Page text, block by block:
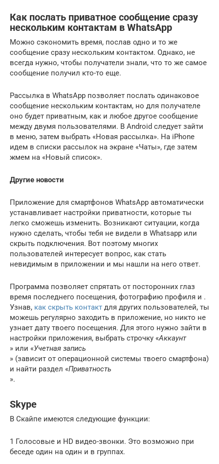
Как послать приватное сообщение сразу
нескольким контактам в WhatsApp
Можно сэкономить время, послав одно и то же
сообщение сразу нескольким контактом. Однако, не
всегда нужно, чтобы получатели знали, что то же самое
сообщение получил кто-то еще.
Рассылка в WhatsApp позволяет послать одинаковое
сообщение нескольким контактам, но для получателе
оно будет приватным, как и любое другое сообщение
между двумя пользователями. В Android следует зайти
в меню, затем выбрать «Новая рассылка». На iPhone
идем в списки рассылок на экране «Чаты», где затем
жмем на «Новый список».
Другие новости
Приложение для смартфонов WhatsApp автоматически
устанавливает настройки приватности, которые ты
легко сможешь изменить. Возникают ситуации, когда
нужно сделать, чтобы тебя не видели в Whatsapp или
скрыть подключения. Вот поэтому многих
пользователей интересует вопрос, как стать
невидимым в приложении и мы нашли на него ответ.
Программа позволяет спрятать от посторонних глаз
время последнего посещения, фотографию профиля и .
Узнав, как скрыть контакт для других пользователей, ты
можешь регулярно заходить в приложение, но никто не
узнает дату твоего посещения. Для этого нужно зайти в
настройки приложения, выбрать строчку «Аккаунт
» или «Учетная запись
» (зависит от операционной системы твоего смартфона)
и найти раздел «Приватность
».
Skype
В Скайпе имеются следующие функции:
1 Голосовые и HD видео-звонки. Это возможно при
беседе один на один и в группах.